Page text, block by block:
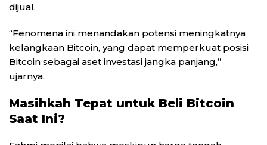
dijual.
“Fenomena ini menandakan potensi meningkatnya
kelangkaan Bitcoin, yang dapat memperkuat posisi
Bitcoin sebagai aset investasi jangka panjang,”
ujarnya.
Masihkah Tepat untuk Beli Bitcoin
Saat Ini?